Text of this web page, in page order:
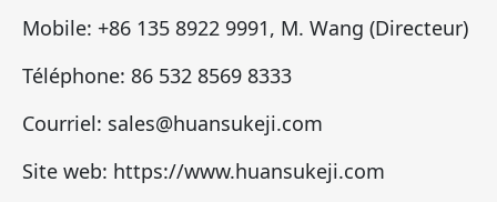
Mobile: +86 135 8922 9991, M. Wang (Directeur)
Téléphone: 86 532 8569 8333
Courriel: sales@huansukeji.com
Site web: https://www.huansukeji.com